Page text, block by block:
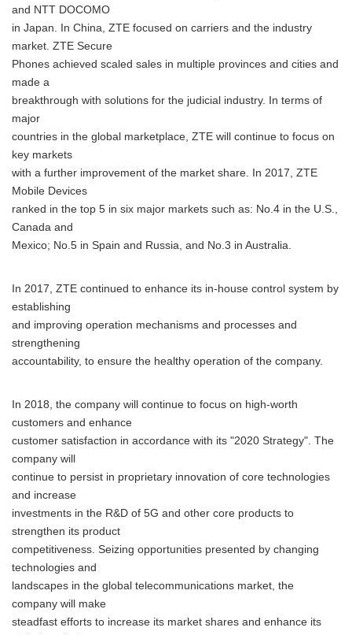
and NTT DOCOMO
in Japan. In China, ZTE focused on carriers and the industry
market. ZTE Secure
Phones achieved scaled sales in multiple provinces and cities and
made a
breakthrough with solutions for the judicial industry. In terms of
major
countries in the global marketplace, ZTE will continue to focus on
key markets
with a further improvement of the market share. In 2017, ZTE
Mobile Devices
ranked in the top 5 in six major markets such as: No.4 in the U.S.,
Canada and
Mexico; No.5 in Spain and Russia, and No.3 in Australia.
In 2017, ZTE continued to enhance its in-house control system by
establishing
and improving operation mechanisms and processes and
strengthening
accountability, to ensure the healthy operation of the company.
In 2018, the company will continue to focus on high-worth
customers and enhance
customer satisfaction in accordance with its "2020 Strategy". The
company will
continue to persist in proprietary innovation of core technologies
and increase
investments in the R&D of 5G and other core products to
strengthen its product
competitiveness. Seizing opportunities presented by changing
technologies and
landscapes in the global telecommunications market, the
company will make
steadfast efforts to increase its market shares and enhance its